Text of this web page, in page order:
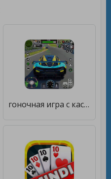
гоночная игра с каскадером [Много монет]